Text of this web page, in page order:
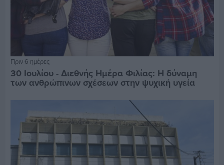
Πριν 6 ημέρες
30 Ιουλίου - Διεθνής Ημέρα Φιλίας: Η δύναμη
των ανθρώπινων σχέσεων στην ψυχική υγεία